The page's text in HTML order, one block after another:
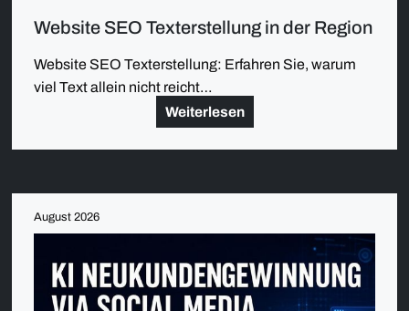
Website SEO Texterstellung in der Region
Website SEO Texterstellung: Erfahren Sie, warum
viel Text allein nicht reicht…
Weiterlesen
August 2026